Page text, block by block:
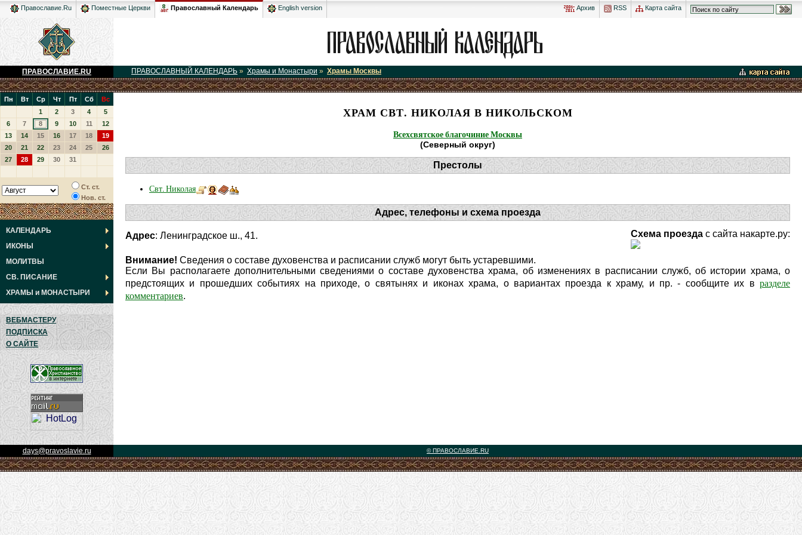
Архив RSS Карта сайта
Православие.Ru Поместные Церкви Православный Календарь English version
ПРАВОСЛАВИЕ.RU ПРАВОСЛАВНЫЙ КАЛЕНДАРЬ » Храмы и Монастыри » Храмы Москвы
Пн Вт Ср Чт Пт Сб
Вс
1
2 3 4
5
6
7 8 9 10 11
12
13
14 15 16 17 18
19
20
21 22 23 24 25
26
27
28 29 30 31
Ст. ст.
Нов. ст.
КАЛЕНДАРЬ
ИКОНЫ
МОЛИТВЫ
СВ. ПИСАНИЕ
ХРАМЫ и МОНАСТЫРИ
ВЕБМАСТЕРУ
ПОДПИСКА
О САЙТЕ
ХРАМ СВТ. НИКОЛАЯ В НИКОЛЬСКОМ
Всехсвятское благочиние Москвы
(Северный округ)
Престолы
Свт. Николая
Адрес, телефоны и схема проезда
Схема проезда с сайта накарте.ру:
Адрес: Ленинградское ш., 41.
Внимание! Сведения о составе духовенства и расписании служб могут быть устаревшими.
Если Вы располагаете дополнительными сведениями о составе духовенства храма, об изменениях в расписании служб, об истории храма, о
предстоящих и прошедших событиях на приходе, о святынях и иконах храма, о вариантах проезда к храму, и пр. - сообщите их в разделе
комментариев.
days@pravoslavie.ru © ПРАВОСЛАВИЕ.RU